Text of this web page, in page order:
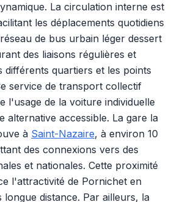
La circulation interne est
les déplacements quotidiens
de bus urbain léger dessert
des liaisons régulières et
différents quartiers et les points
service de transport collectif
l'usage de la voiture individuelle
alternative accessible. La gare la
à Saint-Nazaire, à environ 10
des connexions vers des
et nationales. Cette proximité
l'attractivité de Pornichet en
longue distance. Par ailleurs, la